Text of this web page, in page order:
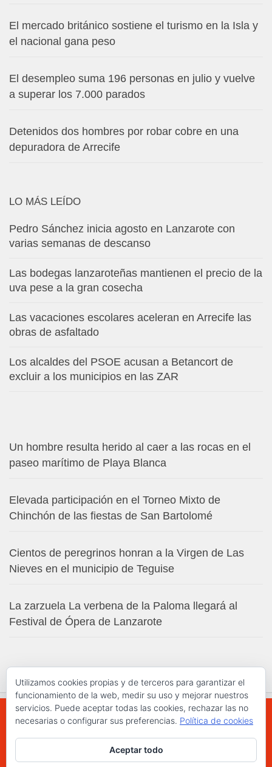
El mercado británico sostiene el turismo en la Isla y
el nacional gana peso
El desempleo suma 196 personas en julio y vuelve
a superar los 7.000 parados
Detenidos dos hombres por robar cobre en una
depuradora de Arrecife
LO MÁS LEÍDO
Pedro Sánchez inicia agosto en Lanzarote con
varias semanas de descanso
Las bodegas lanzaroteñas mantienen el precio de la
uva pese a la gran cosecha
Las vacaciones escolares aceleran en Arrecife las
obras de asfaltado
Los alcaldes del PSOE acusan a Betancort de
excluir a los municipios en las ZAR
Un hombre resulta herido al caer a las rocas en el
paseo marítimo de Playa Blanca
Elevada participación en el Torneo Mixto de
Chinchón de las fiestas de San Bartolomé
Cientos de peregrinos honran a la Virgen de Las
Nieves en el municipio de Teguise
La zarzuela La verbena de la Paloma llegará al
Festival de Ópera de Lanzarote
WWW.ELCHAPLON.COM © 2026. Todos los
derechos reservados.
Utilizamos cookies propias y de terceros para garantizar el
funcionamiento de la web, medir su uso y mejorar nuestros
servicios. Puede aceptar todas las cookies, rechazar las no
necesarias o configurar sus preferencias. Política de cookies
Aceptar todo